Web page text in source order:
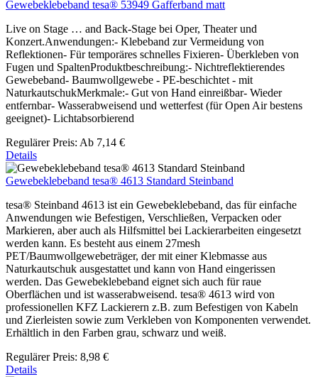
Gewebeklebeband tesa® 53949 Gafferband matt
Live on Stage … and Back-Stage bei Oper, Theater und
Konzert.Anwendungen:- Klebeband zur Vermeidung von
Reflektionen- Für temporäres schnelles Fixieren- Überkleben von
Fugen und SpaltenProduktbeschreibung:- Nichtreflektierendes
Gewebeband- Baumwollgewebe - PE-beschichtet - mit
NaturkautschukMerkmale:- Gut von Hand einreißbar- Wieder
entfernbar- Wasserabweisend und wetterfest (für Open Air bestens
geeignet)- Lichtabsorbierend
Regulärer Preis: Ab 7,14 €
Details
Gewebeklebeband tesa® 4613 Standard Steinband
tesa® Steinband 4613 ist ein Gewebeklebeband, das für einfache
Anwendungen wie Befestigen, Verschließen, Verpacken oder
Markieren, aber auch als Hilfsmittel bei Lackierarbeiten eingesetzt
werden kann. Es besteht aus einem 27mesh
PET/Baumwollgewebeträger, der mit einer Klebmasse aus
Naturkautschuk ausgestattet und kann von Hand eingerissen
werden. Das Gewebeklebeband eignet sich auch für raue
Oberflächen und ist wasserabweisend. tesa® 4613 wird von
professionellen KFZ Lackierern z.B. zum Befestigen von Kabeln
und Zierleisten sowie zum Verkleben von Komponenten verwendet.
Erhältlich in den Farben grau, schwarz und weiß.
Regulärer Preis: 8,98 €
Details